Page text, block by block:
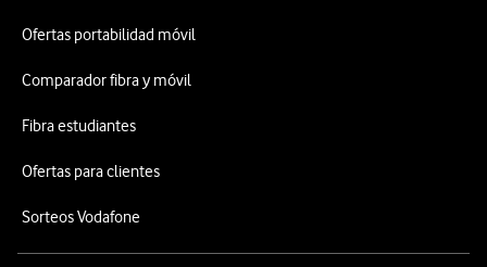
Ofertas portabilidad móvil
Comparador fibra y móvil
Fibra estudiantes
Ofertas para clientes
Sorteos Vodafone